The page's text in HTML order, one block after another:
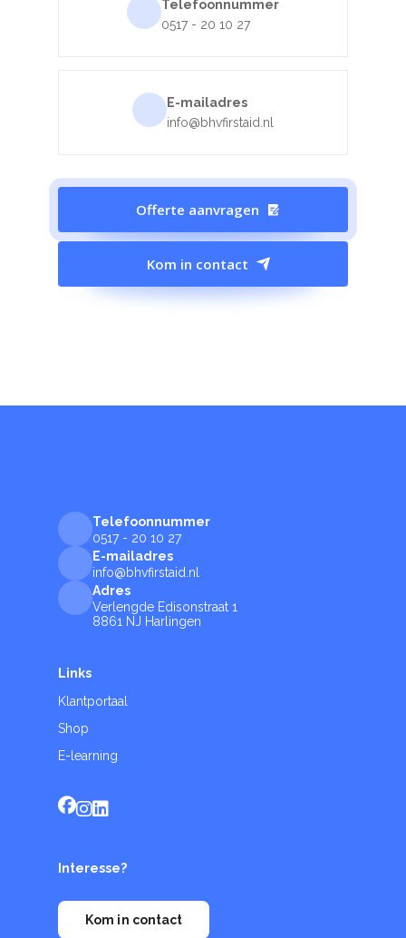
Telefoonnummer
0517 - 20 10 27
E-mailadres
info@bhvfirstaid.nl
Offerte aanvragen
Kom in contact
Telefoonnummer
0517 - 20 10 27
E-mailadres
info@bhvfirstaid.nl
Adres
Verlengde Edisonstraat 1
8861 NJ Harlingen
Links
Klantportaal
Shop
E-learning
Interesse?
Kom in contact